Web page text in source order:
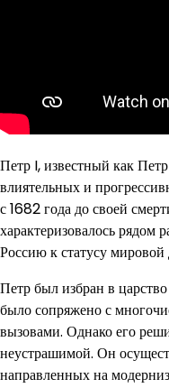
Петр I, известный как
влиятельных и
с 1682 года до своей
характеризовалось рядом
Россию к статусу
Петр был избран в царство
было сопряжено с
вызовами. Однако его
неустрашимой. Он
направленных на